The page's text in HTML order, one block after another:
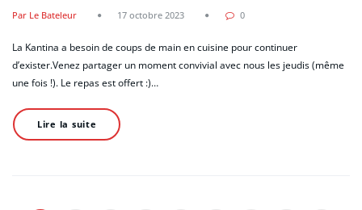
Par Le Bateleur 17 octobre 2023 0
La Kantina a besoin de coups de main en cuisine pour continuer
d’exister.Venez partager un moment convivial avec nous les jeudis (même
une fois !). Le repas est offert :)…
Lire la suite